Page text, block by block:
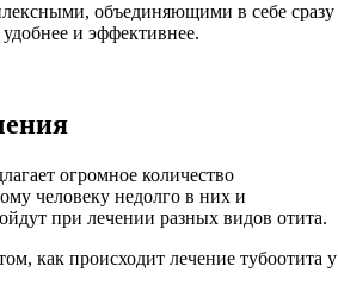
объединяющими в себе сразу
и эффективнее.
огромное количество
человеку недолго в них и
при лечении разных видов отита.
как происходит лечение тубоотита у